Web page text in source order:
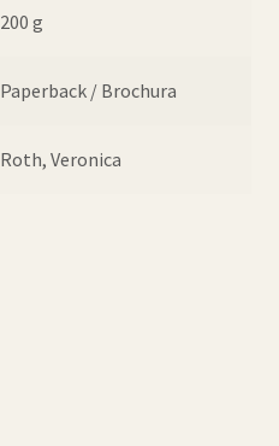
200 g
Paperback / Brochura
Roth, Veronica